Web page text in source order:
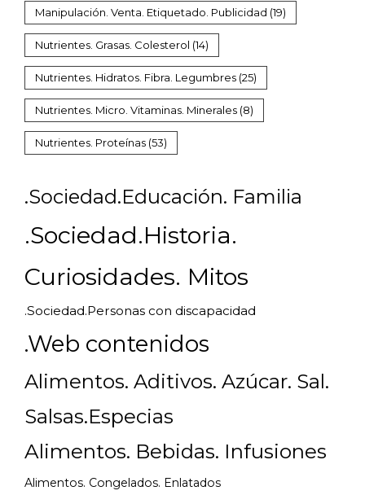
Manipulación. Venta. Etiquetado. Publicidad (19)
Nutrientes. Grasas. Colesterol (14)
Nutrientes. Hidratos. Fibra. Legumbres (25)
Nutrientes. Micro. Vitaminas. Minerales (8)
Nutrientes. Proteínas (53)
.Sociedad.Educación. Familia
.Sociedad.Historia.
Curiosidades. Mitos
.Sociedad.Personas con discapacidad
.Web contenidos
Alimentos. Aditivos. Azúcar. Sal.
Salsas.Especias
Alimentos. Bebidas. Infusiones
Alimentos. Congelados. Enlatados